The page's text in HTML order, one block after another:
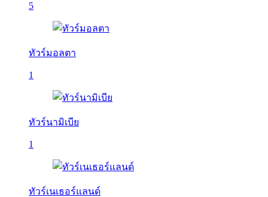
5
ทัวร์มอลตา
1
ทัวร์นามิเบีย
1
ทัวร์เนเธอร์แลนด์